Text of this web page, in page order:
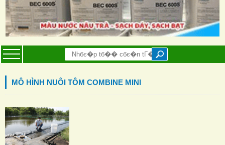
MÔ HÌNH NUÔI TÔM COMBINE MINI